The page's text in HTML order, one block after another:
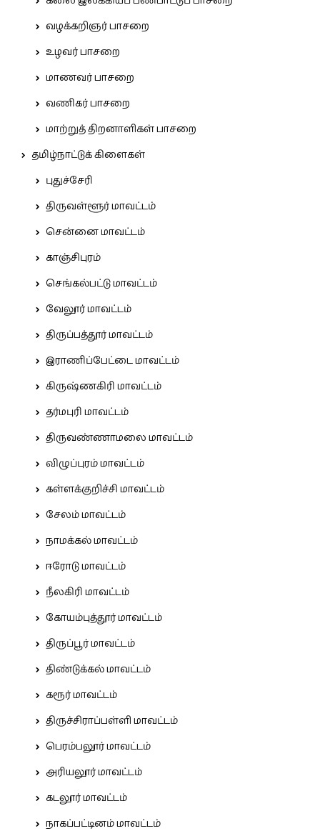
வழக்கறிஞர் பாசறை
உழவர் பாசறை
மாணவர் பாசறை
வணிகர் பாசறை
மாற்றுத் திறனாளிகள் பாசறை
தமிழ்நாட்டுக் கிளைகள்
புதுச்சேரி
திருவள்ளூர் மாவட்டம்
சென்னை மாவட்டம்
காஞ்சிபுரம்
செங்கல்பட்டு மாவட்டம்
வேலூர் மாவட்டம்
திருப்பத்தூர் மாவட்டம்
இராணிப்பேட்டை மாவட்டம்
கிருஷ்ணகிரி மாவட்டம்
தர்மபுரி மாவட்டம்
திருவண்ணாமலை மாவட்டம்
விழுப்புரம் மாவட்டம்
கள்ளக்குறிச்சி மாவட்டம்
சேலம் மாவட்டம்
நாமக்கல் மாவட்டம்
ஈரோடு மாவட்டம்
நீலகிரி மாவட்டம்
கோயம்புத்தூர் மாவட்டம்
திருப்பூர் மாவட்டம்
திண்டுக்கல் மாவட்டம்
கரூர் மாவட்டம்
திருச்சிராப்பள்ளி மாவட்டம்
பெரம்பலூர் மாவட்டம்
அரியலூர் மாவட்டம்
கடலூர் மாவட்டம்
நாகப்பட்டினம் மாவட்டம்